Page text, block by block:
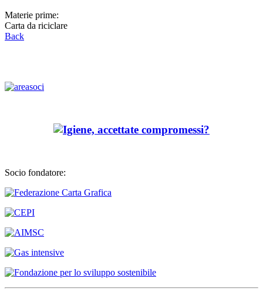
Materie prime:
Carta da riciclare
Back
Socio fondatore: